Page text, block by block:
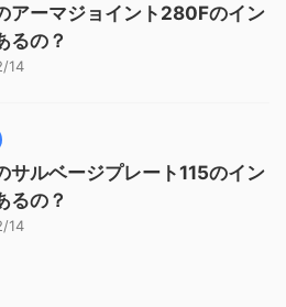
アーマジョイント280Fのイン
るの？
14
サルベージプレート115のイン
るの？
14